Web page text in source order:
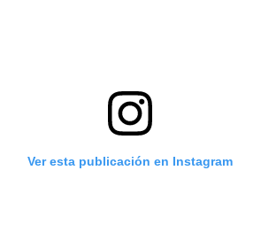
Ver esta publicación en Instagram